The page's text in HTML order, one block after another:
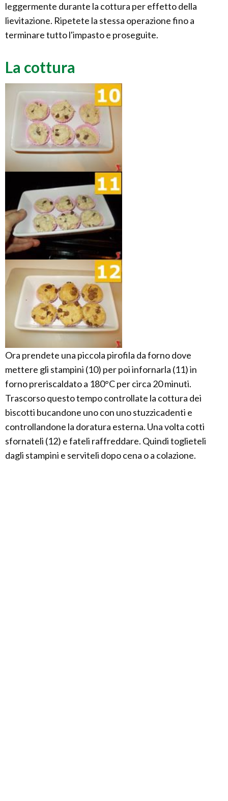
leggermente durante la cottura per effetto della
lievitazione. Ripetete la stessa operazione fino a
terminare tutto l'impasto e proseguite.
La cottura
Ora prendete una piccola pirofila da forno dove
mettere gli stampini (10) per poi infornarla (11) in
forno preriscaldato a 180°C per circa 20 minuti.
Trascorso questo tempo controllate la cottura dei
biscotti bucandone uno con uno stuzzicadenti e
controllandone la doratura esterna. Una volta cotti
sfornateli (12) e fateli raffreddare. Quindi toglieteli
dagli stampini e serviteli dopo cena o a colazione.